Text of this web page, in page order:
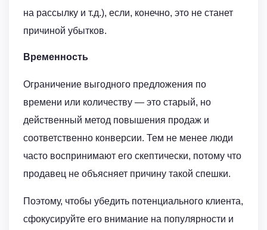
на рассылку и т.д.), если, конечно, это не станет
причиной убытков.
Временность
Ограничение выгодного предложения по
времени или количеству — это старый, но
действенный метод повышения продаж и
соответственно конверсии. Тем не менее люди
часто воспринимают его скептически, потому что
продавец не объясняет причину такой спешки.
Поэтому, чтобы убедить потенциального клиента,
сфокусируйте его внимание на популярности и